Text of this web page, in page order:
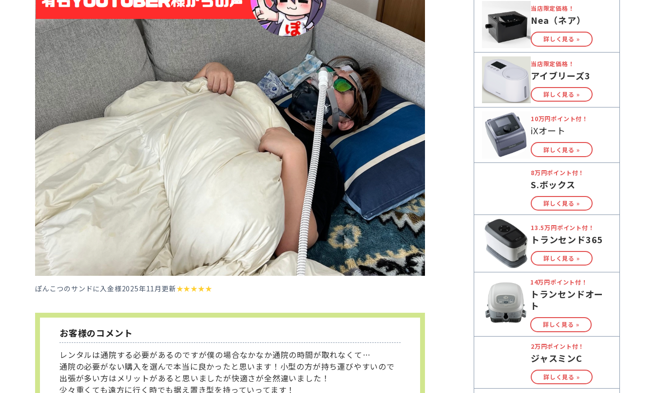
ぽんこつのサンドに入金様2025年11月更新★★★★★
お客様のコメント
レンタルは通院する必要があるのですが僕の場合なかなか通院の時間が取れなくて…
通院の必要がない購入を選んで本当に良かったと思います！小型の方が持ち運びやすいので
出張が多い方はメリットがあると思いましたが快適さが全然違いました！
少々重くても遠方に行く時でも据え置き型を持っていってます！
当店限定価格！
Nea（ネア）
詳しく見る »
当店限定価格！
アイブリーズ3
詳しく見る »
10万円ポイント付！
iXオート
詳しく見る »
8万円ポイント付！
S.ボックス
詳しく見る »
13.5万円ポイント付！
トランセンド365
詳しく見る »
14万円ポイント付！
トランセンドオー
ト
詳しく見る »
2万円ポイント付！
ジャスミンC
詳しく見る »